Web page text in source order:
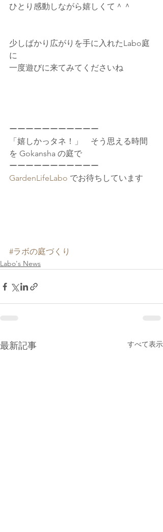
ひとり感動しながら嬉しくて＾＾
少しばかり広がりを手に入れたLabo庭
に
一度遊びに来てみてくださいね
ーーーーーーーーーーー
「嬉しかっタネ！」　そう思える時間
を Gokansha の庭で
ーーーーーーーーーーー
GardenLifeLabo でお待ちしています
#ラボの庭づくり
Labo's News
最新記事 すべて表示